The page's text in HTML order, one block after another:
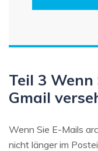
Teil 3
Gmail
Wenn Sie E-Mails
nicht länger im